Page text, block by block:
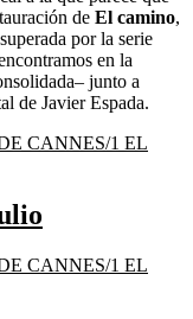
de El camino,
por la serie
en la
junto a
de Javier Espada.